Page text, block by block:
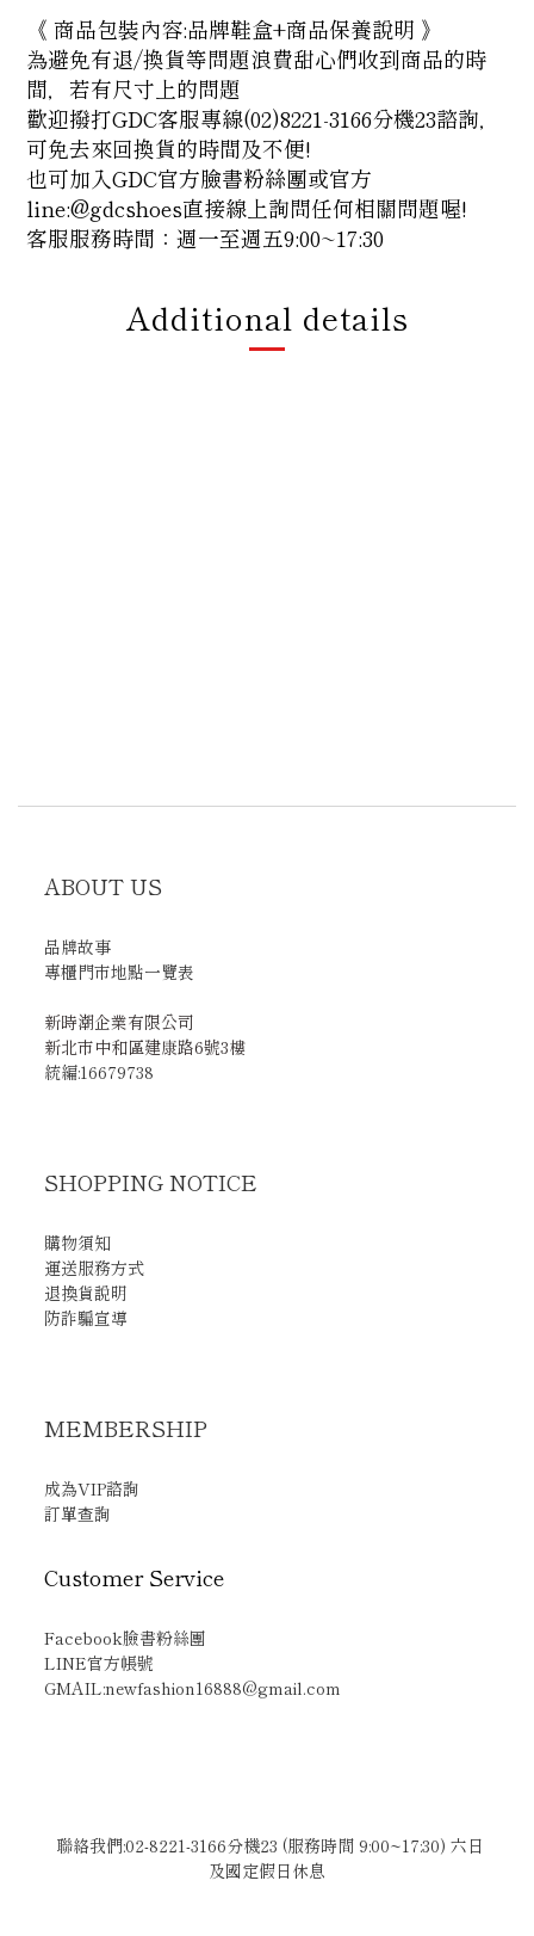
《 商品包裝內容:品牌鞋盒+商品保養說明 》
為避免有退/換貨等問題浪費甜心們收到商品的時
間，若有尺寸上的問題
歡迎撥打GDC客服專線(02)8221-3166分機23諮詢，
可免去來回換貨的時間及不便!
也可加入GDC官方臉書粉絲團或官方
line:@gdcshoes直接線上詢問任何相關問題喔!
客服服務時間：週一至週五9:00~17:30
Additional details
ABOUT US
品牌故事
專櫃門市地點一覽表
新時潮企業有限公司
新北市中和區建康路6號3樓
統編:16679738
SHOPPING NOTICE
購物須知
運送服務方式
退換貨說明
防詐騙宣導
MEMBERSHIP
成為VIP諮詢
訂單查詢
Customer Service
Facebook臉書粉絲團
LINE官方帳號
GMAIL:newfashion16888@gmail.com
聯絡我們:02-8221-3166分機23 (服務時間 9:00~17:30) 六日
及國定假日休息